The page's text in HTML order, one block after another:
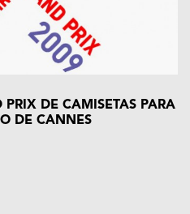
DE CAMISETAS PARA
DE CANNES